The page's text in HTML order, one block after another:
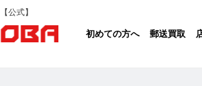
公式】
初めての方へ 郵送買取